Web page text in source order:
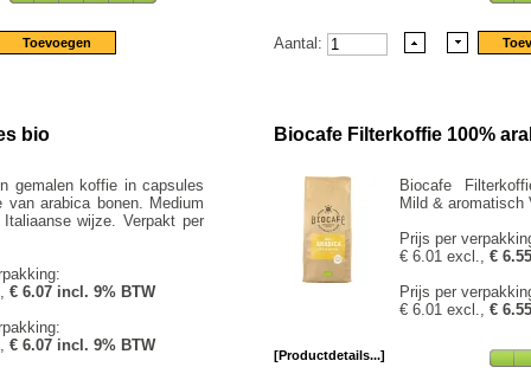
Aantal:
bio
gemalen koffie in capsules
van arabica bonen. Medium
wijze. Verpakt per
€ 6.07 incl. 9% BTW
€ 6.07 incl. 9% BTW
Biocafe Filterkoffie 100%
Biocafe
Mild & aromatisch
Prijs per
€ 6.01 excl., €
Prijs per
€ 6.01 excl., €
[Productdetails...]